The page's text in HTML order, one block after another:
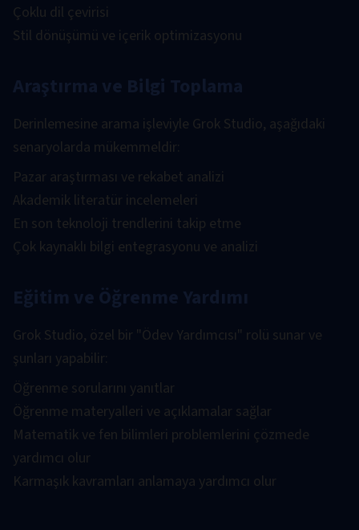
Çoklu dil çevirisi
Stil dönüşümü ve içerik optimizasyonu
Araştırma ve Bilgi Toplama
Derinlemesine arama işleviyle Grok Studio, aşağıdaki
senaryolarda mükemmeldir:
Pazar araştırması ve rekabet analizi
Akademik literatür incelemeleri
En son teknoloji trendlerini takip etme
Çok kaynaklı bilgi entegrasyonu ve analizi
Eğitim ve Öğrenme Yardımı
Grok Studio, özel bir "Ödev Yardımcısı" rolü sunar ve
şunları yapabilir:
Öğrenme sorularını yanıtlar
Öğrenme materyalleri ve açıklamalar sağlar
Matematik ve fen bilimleri problemlerini çözmede
yardımcı olur
Karmaşık kavramları anlamaya yardımcı olur